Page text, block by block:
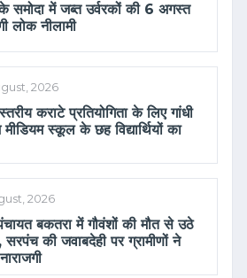
समोदा में जब्त उर्वरकों की 6 अगस्त
लोक नीलामी
2026
कराटे प्रतियोगिता के लिए गांधी
मीडियम स्कूल के छह विद्यार्थियों का
2026
बकतरा में गौवंशों की मौत से उठे
की जवाबदेही पर ग्रामीणों ने